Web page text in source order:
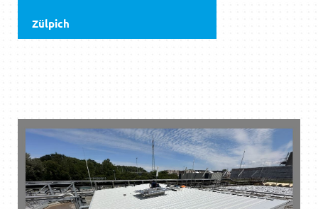
Zülpich
DOWNLOAD PDF